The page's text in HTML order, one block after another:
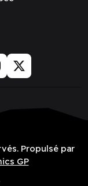
Propulsé par
GP